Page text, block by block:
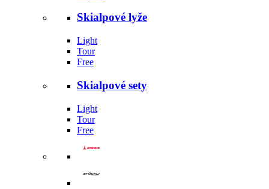
Skialpové lyže
Light
Tour
Free
Skialpové sety
Light
Tour
Free